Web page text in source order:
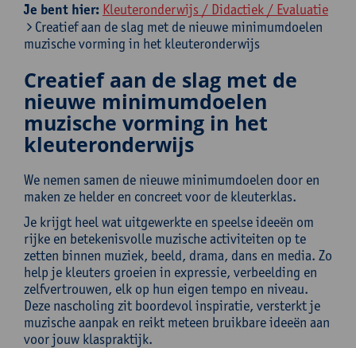
Je bent hier: Kleuteronderwijs / Didactiek / Evaluatie
Creatief aan de slag met de nieuwe minimumdoelen
muzische vorming in het kleuteronderwijs
Creatief aan de slag met de
nieuwe minimumdoelen
muzische vorming in het
kleuteronderwijs
We nemen samen de nieuwe minimumdoelen door en
maken ze helder en concreet voor de kleuterklas.
Je krijgt heel wat uitgewerkte en speelse ideeën om
rijke en betekenisvolle muzische activiteiten op te
zetten binnen muziek, beeld, drama, dans en media. Zo
help je kleuters groeien in expressie, verbeelding en
zelfvertrouwen, elk op hun eigen tempo en niveau.
Deze nascholing zit boordevol inspiratie, versterkt je
muzische aanpak en reikt meteen bruikbare ideeën aan
voor jouw klaspraktijk.